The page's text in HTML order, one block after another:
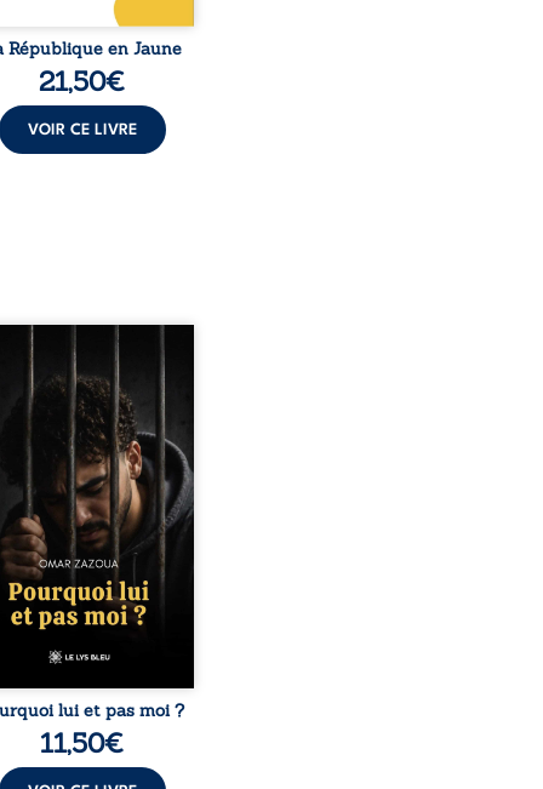
République en Jaune
21,50€
VOIR CE LIVRE
lui et pas moi ?
le parcours de l’auteur
par les mauvais choix,
et l’épreuve de
Mais il dévoile
les espoirs qui lui
de ne pas renoncer.
d’une histoire
ce témoignage
le destin, la
la résilience et
de se
malgré les
obstacles. Un ouvrage ...
lui et pas moi ?
11,50€